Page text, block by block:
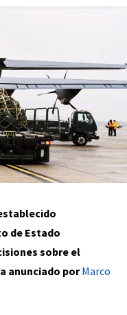
de Estado
sobre el
anunciado porMarco